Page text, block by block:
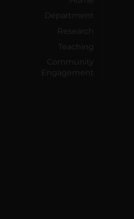
Department
Research
Teaching
Community
Engagement